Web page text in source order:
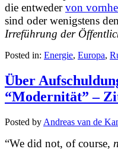
die entwedervon
sind oder wenigstens
Irreführung der
Posted in: Energie, Europa,
Über
“Modernität” –
Posted by Andreas van de
“We did not, of course,